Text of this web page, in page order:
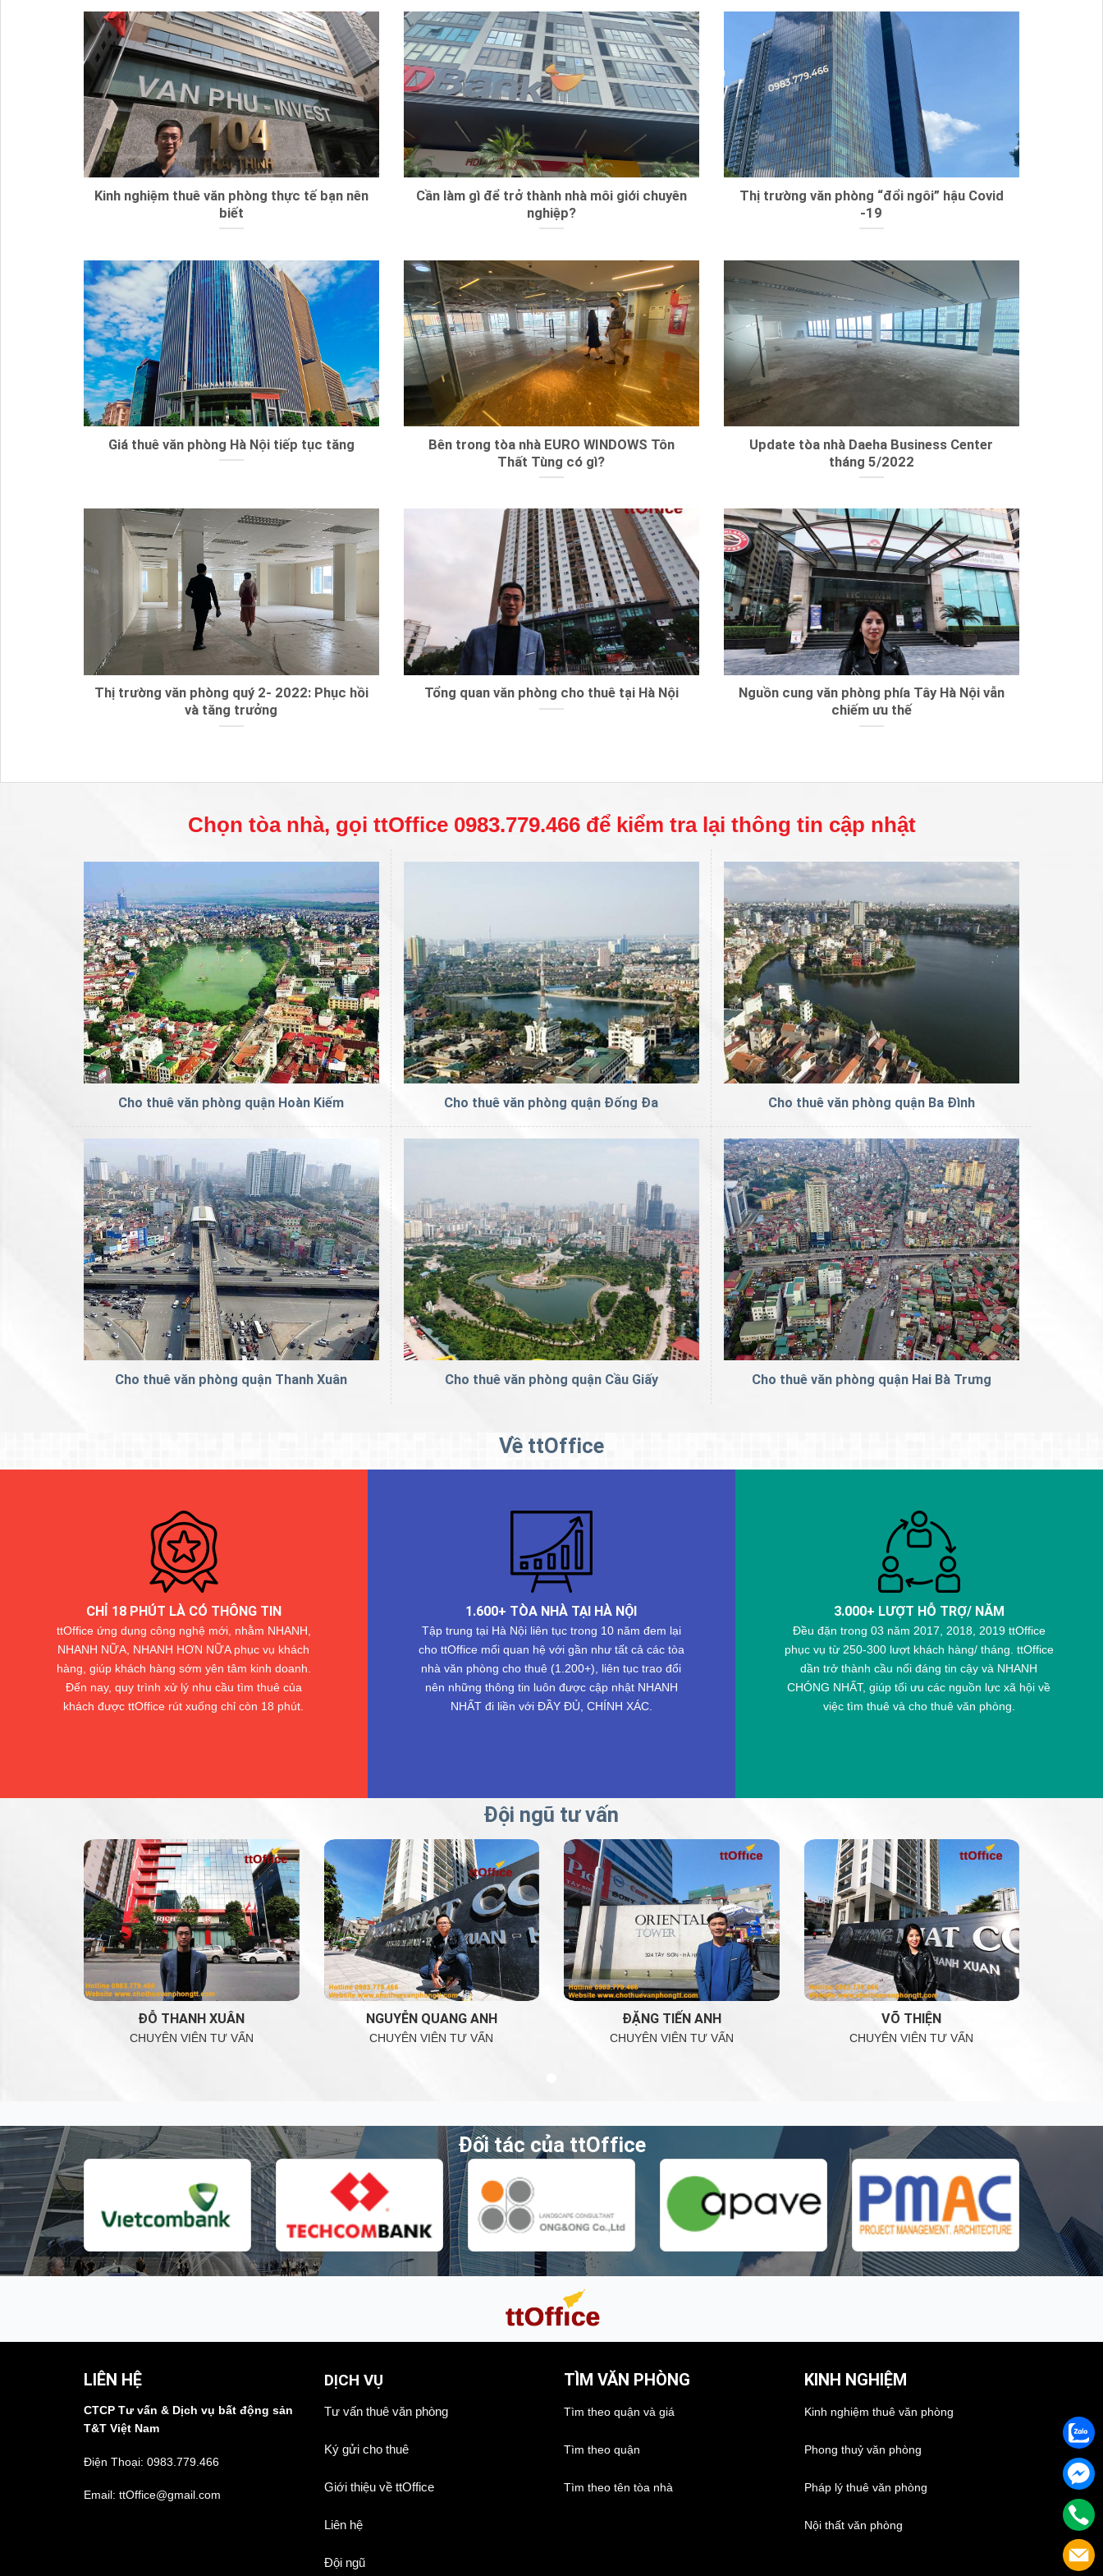
Kinh nghiệm thuê văn phòng thực tế bạn nên
biết
Cần làm gì để trở thành nhà môi giới chuyên
nghiệp?
Thị trường văn phòng “đổi ngôi” hậu Covid
-19
Giá thuê văn phòng Hà Nội tiếp tục tăng
Bên trong tòa nhà EURO WINDOWS Tôn
Thất Tùng có gì?
Update tòa nhà Daeha Business Center
tháng 5/2022
Thị trường văn phòng quý 2- 2022: Phục hồi
và tăng trưởng
Tổng quan văn phòng cho thuê tại Hà Nội
Nguồn cung văn phòng phía Tây Hà Nội vẫn
chiếm ưu thế
Chọn tòa nhà, gọi ttOffice 0983.779.466 để kiểm tra lại thông tin cập nhật
Cho thuê văn phòng quận Hoàn Kiếm Cho thuê văn phòng quận Đống Đa Cho thuê văn phòng quận Ba Đình
Cho thuê văn phòng quận Thanh Xuân Cho thuê văn phòng quận Cầu Giấy Cho thuê văn phòng quận Hai Bà Trưng
Về ttOffice
CHỈ 18 PHÚT LÀ CÓ THÔNG TIN
ttOffice ứng dụng công nghệ mới, nhằm NHANH,
NHANH NỮA, NHANH HƠN NỮA phục vụ khách
hàng, giúp khách hàng sớm yên tâm kinh doanh.
Đến nay, quy trình xử lý nhu cầu tìm thuê của
khách được ttOffice rút xuống chỉ còn 18 phút.
1.600+ TÒA NHÀ TẠI HÀ NỘI
Tập trung tại Hà Nội liên tục trong 10 năm đem lại
cho ttOffice mối quan hệ với gần như tất cả các tòa
nhà văn phòng cho thuê (1.200+), liên tục trao đổi
nên những thông tin luôn được cập nhật NHANH
NHẤT đi liền với ĐẦY ĐỦ, CHÍNH XÁC.
3.000+ LƯỢT HỖ TRỢ/ NĂM
Đều đặn trong 03 năm 2017, 2018, 2019 ttOffice
phục vụ từ 250-300 lượt khách hàng/ tháng. ttOffice
dần trở thành cầu nối đáng tin cậy và NHANH
CHÓNG NHẤT, giúp tối ưu các nguồn lực xã hội về
việc tìm thuê và cho thuê văn phòng.
Đội ngũ tư vấn
ĐỖ THANH XUÂN
CHUYÊN VIÊN TƯ VẤN
NGUYỄN QUANG ANH
CHUYÊN VIÊN TƯ VẤN
ĐẶNG TIẾN ANH
CHUYÊN VIÊN TƯ VẤN
VÕ THIỆN
CHUYÊN VIÊN TƯ VẤN
Đối tác của ttOffice
LIÊN HỆ
CTCP Tư vấn & Dịch vụ bất động sản
T&T Việt Nam
Điện Thoại: 0983.779.466
Email: ttOffice@gmail.com
DỊCH VỤ
Tư vấn thuê văn phòng
Ký gửi cho thuê
Giới thiệu về ttOffice
Liên hệ
Đội ngũ
TÌM VĂN PHÒNG
Tìm theo quận và giá
Tìm theo quận
Tìm theo tên tòa nhà
KINH NGHIỆM
Kinh nghiệm thuê văn phòng
Phong thuỷ văn phòng
Pháp lý thuê văn phòng
Nội thất văn phòng